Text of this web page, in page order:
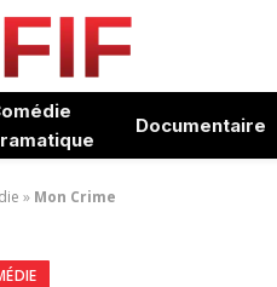
Documentaire
» Mon Crime